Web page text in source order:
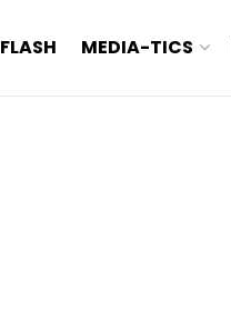
FLASH MEDIA-TICS